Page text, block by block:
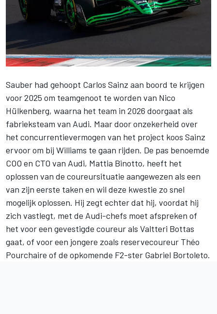
Sauber had gehoopt Carlos Sainz aan boord te krijgen
voor 2025 om teamgenoot te worden van Nico
Hülkenberg, waarna het team in 2026 doorgaat als
fabrieksteam van Audi. Maar door onzekerheid over
het concurrentievermogen van het project koos Sainz
ervoor om bij Williams te gaan rijden. De pas benoemde
COO en CTO van Audi, Mattia Binotto, heeft het
oplossen van de coureursituatie aangewezen als een
van zijn eerste taken en wil deze kwestie zo snel
mogelijk oplossen. Hij zegt echter dat hij, voordat hij
zich vastlegt, met de Audi-chefs moet afspreken of
het voor een gevestigde coureur als Valtteri Bottas
gaat, of voor een jongere zoals reservecoureur Théo
Pourchaire of de opkomende F2-ster Gabriel Bortoleto.